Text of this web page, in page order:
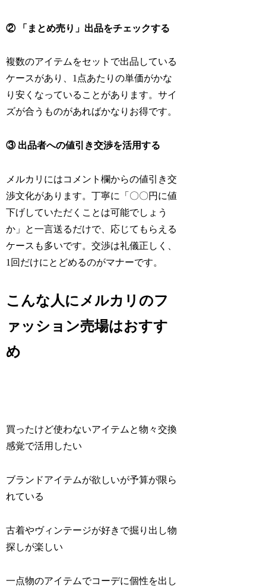
② 「まとめ売り」出品をチェックする
複数のアイテムをセットで出品している
ケースがあり、1点あたりの単価がかな
り安くなっていることがあります。サイ
ズが合うものがあればかなりお得です。
③ 出品者への値引き交渉を活用する
メルカリにはコメント欄からの値引き交
渉文化があります。丁寧に「〇〇円に値
下げしていただくことは可能でしょう
か」と一言送るだけで、応じてもらえる
ケースも多いです。交渉は礼儀正しく、
1回だけにとどめるのがマナーです。
こんな人にメルカリのフ
ァッション売場はおすす
め
買ったけど使わないアイテムと物々交換
感覚で活用したい
ブランドアイテムが欲しいが予算が限ら
れている
古着やヴィンテージが好きで掘り出し物
探しが楽しい
一点物のアイテムでコーデに個性を出し